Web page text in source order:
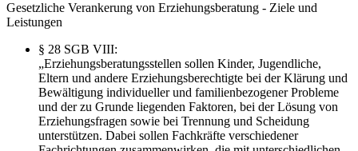
Gesetzliche Verankerung von Erziehungsberatung - Ziele und
Leistungen
§ 28 SGB VIII:
„Erziehungsberatungsstellen sollen Kinder, Jugendliche,
Eltern und andere Erziehungsberechtigte bei der Klärung und
Bewältigung individueller und familienbezogener Probleme
und der zu Grunde liegenden Faktoren, bei der Lösung von
Erziehungsfragen sowie bei Trennung und Scheidung
unterstützen. Dabei sollen Fachkräfte verschiedener